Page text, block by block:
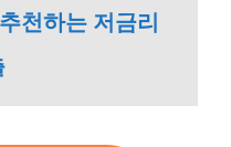
천하는 저금리